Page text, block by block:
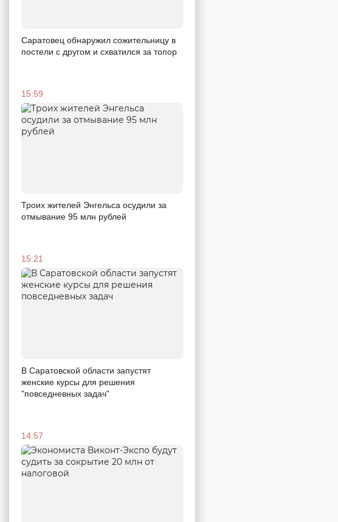
Саратовец обнаружил сожительницу в
постели с другом и схватился за топор
15:59
Троих жителей Энгельса осудили за
отмывание 95 млн рублей
15:21
В Саратовской области запустят
женские курсы для решения
"повседневных задач"
14:57